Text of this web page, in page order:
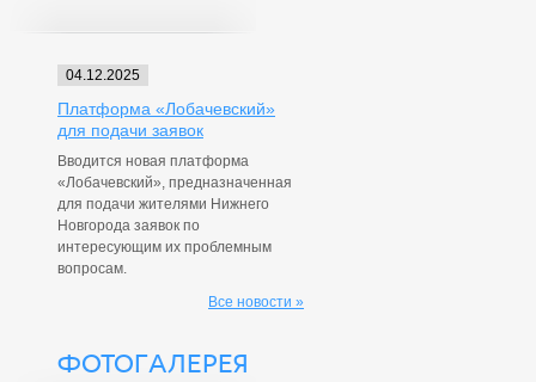
04.12.2025
Платформа «Лобачевский»
для подачи заявок
Вводится новая платформа
«Лобачевский», предназначенная
для подачи жителями Нижнего
Новгорода заявок по
интересующим их проблемным
вопросам.
Все новости »
ФОТОГАЛЕРЕЯ